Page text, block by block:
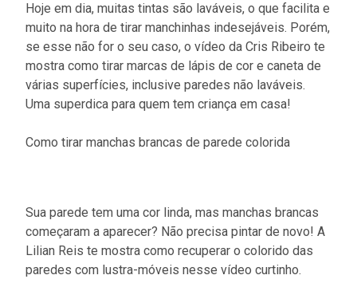
Hoje em dia, muitas tintas são laváveis, o que facilita e
muito na hora de tirar manchinhas indesejáveis. Porém,
se esse não for o seu caso, o vídeo da Cris Ribeiro te
mostra como tirar marcas de lápis de cor e caneta de
várias superfícies, inclusive paredes não laváveis.
Uma superdica para quem tem criança em casa!
Como tirar manchas brancas de parede colorida
Sua parede tem uma cor linda, mas manchas brancas
começaram a aparecer? Não precisa pintar de novo! A
Lilian Reis te mostra como recuperar o colorido das
paredes com lustra-móveis nesse vídeo curtinho.